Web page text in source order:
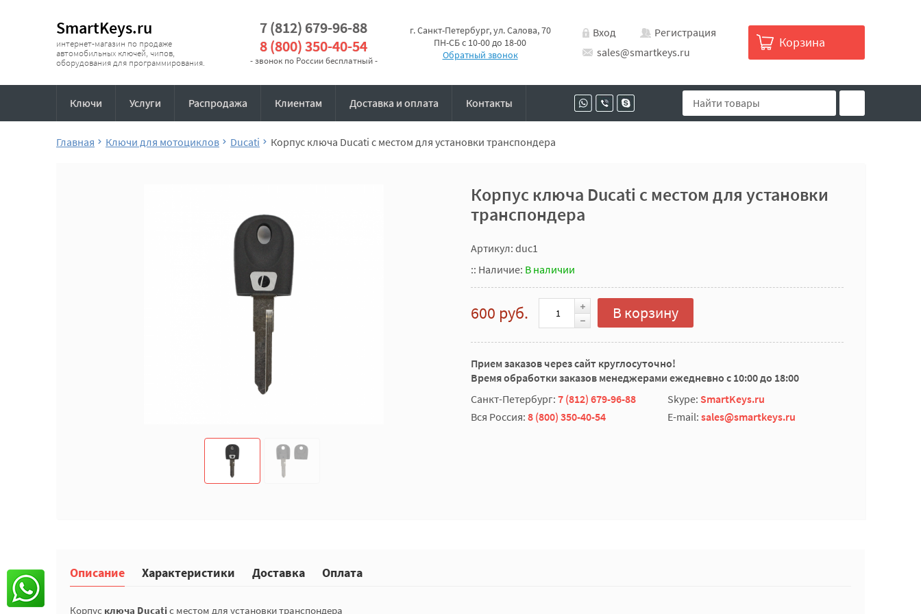
SmartKeys.ru
интернет-магазин по продаже
автомобильных ключей, чипов,
оборудования для программирования.
7 (812) 679-96-88
8 (800) 350-40-54
- звонок по России бесплатный -
г. Санкт-Петербург, ул. Салова, 70
ПН-СБ с 10-00 до 18-00
Обратный звонок
Вход
Регистрация
sales@smartkeys.ru
Корзина
Ключи Услуги Распродажа Клиентам Доставка и оплата Контакты
Главная Ключи для мотоциклов Ducati Корпус ключа Ducati с местом для установки транспондера
Корпус ключа Ducati с местом для установки
транспондера
Артикул: duc1
:: Наличие: В наличии
600 руб. В корзину
Прием заказов через сайт круглосуточно!
Время обработки заказов менеджерами ежедневно с 10:00 до 18:00
Санкт-Петербург: 7 (812) 679-96-88 Skype: SmartKeys.ru
Вся Россия: 8 (800) 350-40-54 E-mail: sales@smartkeys.ru
Описание Характеристики Доставка Оплата
Корпус ключа Ducatiс местом для установки транспондера